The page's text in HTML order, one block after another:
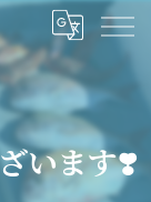
います❣️